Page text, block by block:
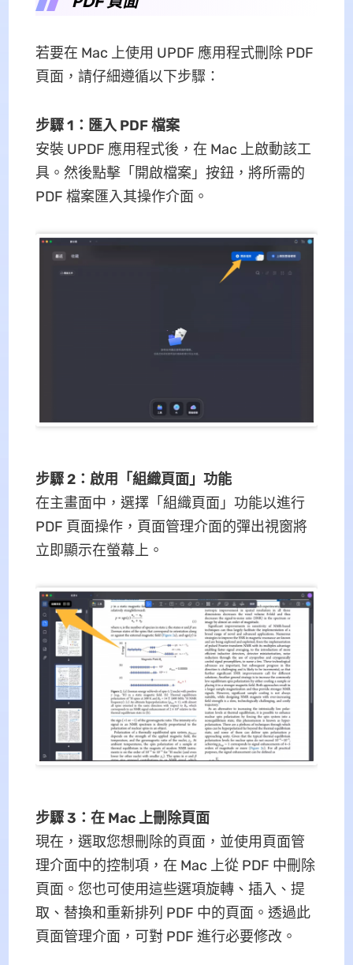
若要在 Mac 上使用 UPDF 應用程式刪除 PDF
頁面，請仔細遵循以下步驟：
步驟 1：匯入 PDF 檔案
安裝 UPDF 應用程式後，在 Mac 上啟動該工
具。然後點擊「開啟檔案」按鈕，將所需的
PDF 檔案匯入其操作介面。
步驟 2：啟用「組織頁面」功能
在主畫面中，選擇「組織頁面」功能以進行
PDF 頁面操作，頁面管理介面的彈出視窗將
立即顯示在螢幕上。
步驟 3：在 Mac 上刪除頁面
現在，選取您想刪除的頁面，並使用頁面管
理介面中的控制項，在 Mac 上從 PDF 中刪除
頁面。您也可使用這些選項旋轉、插入、提
取、替換和重新排列 PDF 中的頁面。透過此
頁面管理介面，可對 PDF 進行必要修改。